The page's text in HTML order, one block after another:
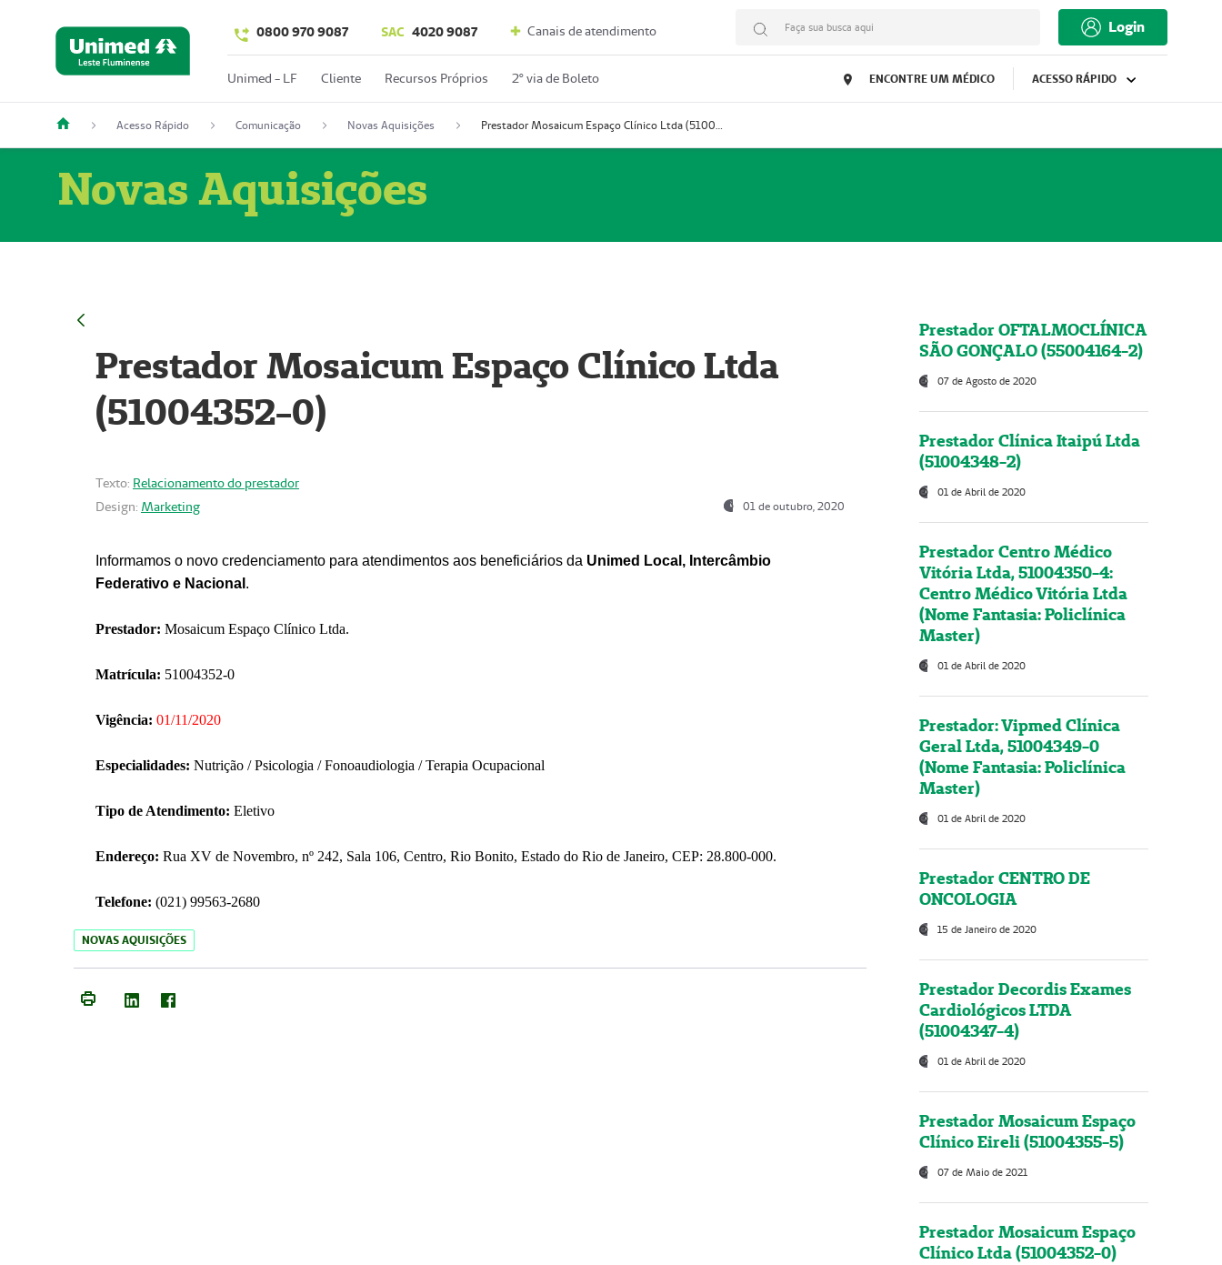
0800 970 9087 SAC 4020 9087 Canais de atendimento Faça sua busca aqui Login
Unimed - LF Cliente Recursos Próprios 2º via de Boleto ENCONTRE UM MÉDICO ACESSO RÁPIDO
Acesso Rápido Comunicação Novas Aquisições Prestador Mosaicum Espaço Clínico Ltda (51004352-0)
Novas Aquisições
Prestador Mosaicum Espaço Clínico Ltda
(51004352-0)
Texto: Relacionamento do prestador
Design: Marketing 01 de outubro, 2020
Informamos o novo credenciamento para atendimentos aos beneficiários da Unimed Local, Intercâmbio
Federativo e Nacional .
Prestador: Mosaicum Espaço Clínico Ltda.
Matrícula: 51004352-0
Vigência: 01/11/2020
Especialidades: Nutrição / Psicologia / Fonoaudiologia / Terapia Ocupacional
Tipo de Atendimento: Eletivo
Endereço: Rua XV de Novembro, nº 242, Sala 106, Centro, Rio Bonito, Estado do Rio de Janeiro, CEP: 28.800-000.
Telefone: (021) 99563-2680
NOVAS AQUISIÇÕES
Prestador OFTALMOCLÍNICA
SÃO GONÇALO (55004164-2)
07 de Agosto de 2020
Prestador Clínica Itaipú Ltda
(51004348-2)
01 de Abril de 2020
Prestador Centro Médico
Vitória Ltda, 51004350-4:
Centro Médico Vitória Ltda
(Nome Fantasia: Policlínica
Master)
01 de Abril de 2020
Prestador: Vipmed Clínica
Geral Ltda, 51004349-0
(Nome Fantasia: Policlínica
Master)
01 de Abril de 2020
Prestador CENTRO DE
ONCOLOGIA
15 de Janeiro de 2020
Prestador Decordis Exames
Cardiológicos LTDA
(51004347-4)
01 de Abril de 2020
Prestador Mosaicum Espaço
Clínico Eireli (51004355-5)
07 de Maio de 2021
Prestador Mosaicum Espaço
Clínico Ltda (51004352-0)